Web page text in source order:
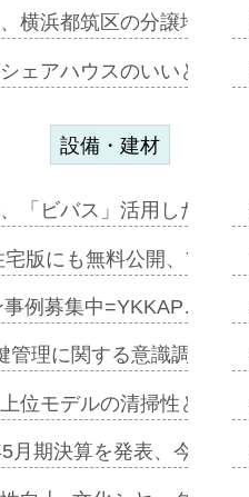
横浜都筑区の分譲地開
ェアハウスのいいとこ
設備・建材
「ビバス」活用した新
版にも無料公開、
例募集中=YKKAP…
管理に関する意識調査
位モデルの清掃性と安
月期決算を発表、今期は